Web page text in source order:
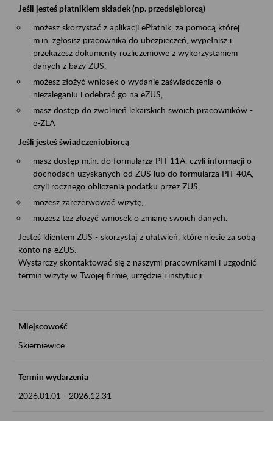
Jeśli jesteś płatnikiem składek (np. przedsiębiorcą)
możesz skorzystać z aplikacji ePłatnik, za pomocą której
m.in. zgłosisz pracownika do ubezpieczeń, wypełnisz i
przekażesz dokumenty rozliczeniowe z wykorzystaniem
danych z bazy ZUS,
możesz złożyć wniosek o wydanie zaświadczenia o
niezaleganiu i odebrać go na eZUS,
masz dostęp do zwolnień lekarskich swoich pracowników -
e-ZLA
Jeśli jesteś świadczeniobiorcą
masz dostęp m.in. do formularza PIT 11A, czyli informacji o
dochodach uzyskanych od ZUS lub do formularza PIT 40A,
czyli rocznego obliczenia podatku przez ZUS,
możesz zarezerwować wizytę,
możesz też złożyć wniosek o zmianę swoich danych.
Jesteś klientem ZUS - skorzystaj z ułatwień, które niesie za sobą
konto na eZUS.
Wystarczy skontaktować się z naszymi pracownikami i uzgodnić
termin wizyty w Twojej firmie, urzędzie i instytucji.
Miejscowość
Skierniewice
Termin wydarzenia
2026.01.01 - 2026.12.31